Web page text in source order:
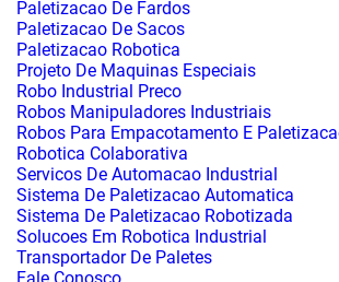
Paletizacao De Sacos
Paletizacao Robotica
Projeto De Maquinas Especiais
Robo Industrial Preco
Robos Manipuladores Industriais
Robos Para Empacotamento E Paletizacao
Robotica Colaborativa
Servicos De Automacao Industrial
Sistema De Paletizacao Automatica
Sistema De Paletizacao Robotizada
Solucoes Em Robotica Industrial
Transportador De Paletes
Fale Conosco